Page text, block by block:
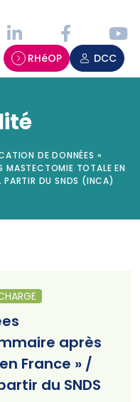
RHéOP DCC
DE DONNÉES «
MASTECTOMIE TOTALE EN
PARTIR DU SNDS (INCA)
après
France » /
du SNDS